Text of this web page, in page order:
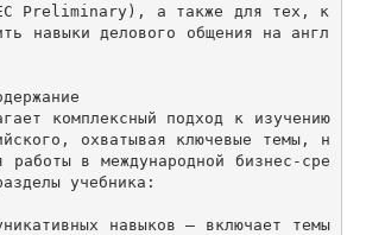
Preliminary), а также для тех, к
навыки делового общения на англ
комплексный подход к изучению
охватывая ключевые темы, н
работы в международной бизнес-сре
учебника:
навыков – включает темы